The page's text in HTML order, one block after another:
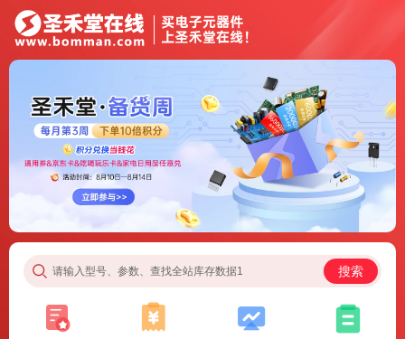
请输入型号、参数、查找全站库存数据1 搜索